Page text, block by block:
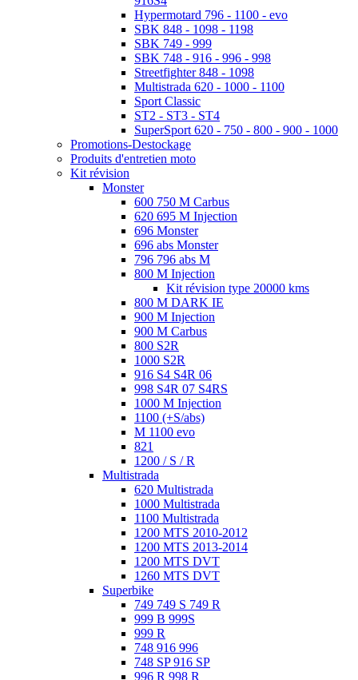
Hypermotard 796 - 1100 - evo
SBK 848 - 1098 - 1198
SBK 749 - 999
SBK 748 - 916 - 996 - 998
Streetfighter 848 - 1098
Multistrada 620 - 1000 - 1100
Sport Classic
ST2 - ST3 - ST4
SuperSport 620 - 750 - 800 - 900 - 1000
Promotions-Destockage
Produits d'entretien moto
Kit révision
Monster
600 750 M Carbus
620 695 M Injection
696 Monster
696 abs Monster
796 796 abs M
800 M Injection
Kit révision type 20000 kms
800 M DARK IE
900 M Injection
900 M Carbus
800 S2R
1000 S2R
916 S4 S4R 06
998 S4R 07 S4RS
1000 M Injection
1100 (+S/abs)
M 1100 evo
821
1200 / S / R
Multistrada
620 Multistrada
1000 Multistrada
1100 Multistrada
1200 MTS 2010-2012
1200 MTS 2013-2014
1200 MTS DVT
1260 MTS DVT
Superbike
749 749 S 749 R
999 B 999S
999 R
748 916 996
748 SP 916 SP
996 R 998 R